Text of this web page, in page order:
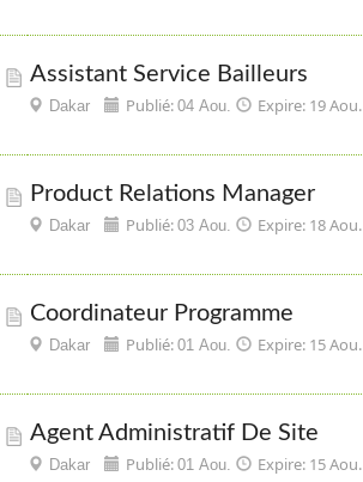
Assistant Service Bailleurs
Dakar Publié: 04 Aou. Expire: 19 Aou.
Product Relations Manager
Dakar Publié: 03 Aou. Expire: 18 Aou.
Coordinateur Programme
Dakar Publié: 01 Aou. Expire: 15 Aou.
Agent Administratif De Site
Dakar Publié: 01 Aou. Expire: 15 Aou.